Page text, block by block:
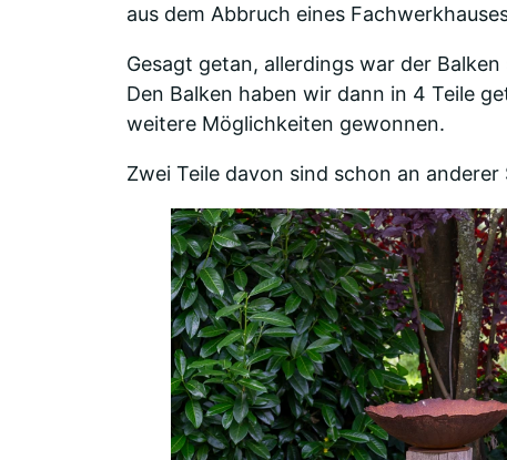
aus dem Abbruch eines
Gesagt getan, allerdings war der
Den Balken haben wir dann in 4 Teile
weitere Möglichkeiten gewonnen.
Zwei Teile davon sind schon an